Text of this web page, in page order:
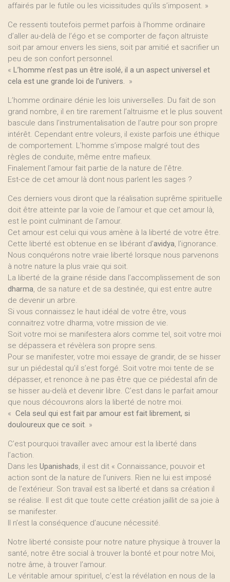
affairés par le futile ou les vicissitudes qu’ils s’imposent. »
Ce ressenti toutefois permet parfois à l’homme ordinaire
d’aller au-delà de l’égo et se comporter de façon altruiste
soit par amour envers les siens, soit par amitié et sacrifier un
peu de son confort personnel.
« L’homme n’est pas un être isolé, il a un aspect universel et
cela est une grande loi de l’univers. »
L’homme ordinaire dénie les lois universelles. Du fait de son
grand nombre, il en tire rarement l’altruisme et le plus souvent
bascule dans l’instrumentalisation de l’autre pour son propre
intérêt. Cependant entre voleurs, il existe parfois une éthique
de comportement. L’homme s’impose malgré tout des
règles de conduite, même entre mafieux.
Finalement l’amour fait partie de la nature de l’être.
Est-ce de cet amour là dont nous parlent les sages ?
Ces derniers vous diront que la réalisation suprême spirituelle
doit être atteinte par la voie de l’amour et que cet amour là,
est le point culminant de l’amour.
Cet amour est celui qui vous amène à la liberté de votre être.
Cette liberté est obtenue en se libérant d’avidya, l’ignorance.
Nous conquérons notre vraie liberté lorsque nous parvenons
à notre nature la plus vraie qui soit.
La liberté de la graine réside dans l’accomplissement de son
dharma, de sa nature et de sa destinée, qui est entre autre
de devenir un arbre.
Si vous connaissez le haut idéal de votre être, vous
connaitrez votre dharma, votre mission de vie.
Soit votre moi se manifestera alors comme tel, soit votre moi
se dépassera et révèlera son propre sens.
Pour se manifester, votre moi essaye de grandir, de se hisser
sur un piédestal qu’il s’est forgé. Soit votre moi tente de se
dépasser, et renonce à ne pas être que ce piédestal afin de
se hisser au-delà et devenir libre. C’est dans le parfait amour
que nous découvrons alors la liberté de notre moi.
« Cela seul qui est fait par amour est fait librement, si
douloureux que ce soit. »
C’est pourquoi travailler avec amour est la liberté dans
l’action.
Dans les Upanishads, il est dit « Connaissance, pouvoir et
action sont de la nature de l’univers. Rien ne lui est imposé
de l’extérieur. Son travail est sa liberté et dans sa création il
se réalise. Il est dit que toute cette création jaillit de sa joie à
se manifester.
Il n’est la conséquence d’aucune nécessité.
Notre liberté consiste pour notre nature physique à trouver la
santé, notre être social à trouver la bonté et pour notre Moi,
notre âme, à trouver l’amour.
Le véritable amour spirituel, c’est la révélation en nous de la